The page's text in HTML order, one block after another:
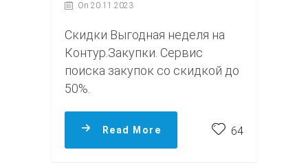
On 20.11.2023
Скидки Выгодная неделя на
Контур.Закупки. Сервис
поиска закупок со скидкой до
50%.
Read More 64